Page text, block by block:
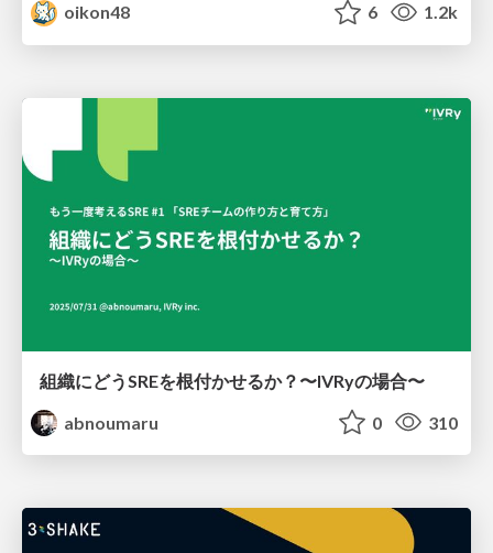
oikon48
6 1.2k
組織にどうSREを根付かせるか？〜IVRyの場合〜
abnoumaru
0 310